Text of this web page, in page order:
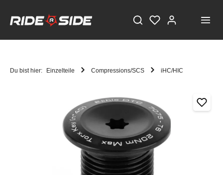
Du bist hier: Einzelteile Compressions/SCS iHC/HIC